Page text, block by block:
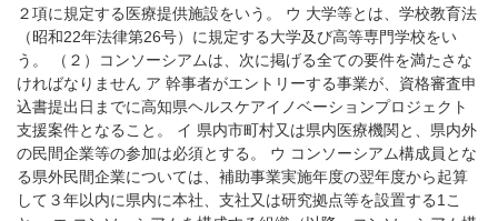
２項に規定する医療提供施設をいう。 ウ 大学等とは、学校教育法
（昭和22年法律第26号）に規定する大学及び高等専門学校をい
う。 （２）コンソーシアムは、次に掲げる全ての要件を満たさな
ければなりません ア 幹事者がエントリーする事業が、資格審査申
込書提出日までに高知県ヘルスケアイノベーションプロジェクト
支援案件となること。 イ 県内市町村又は県内医療機関と、県内外
の民間企業等の参加は必須とする。 ウ コンソーシアム構成員とな
る県外民間企業については、補助事業実施年度の翌年度から起算
して３年以内に県内に本社、支社又は研究拠点等を設置する1こ